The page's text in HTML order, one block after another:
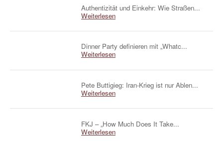
Authentizität und Einkehr: Wie Straßen...
Weiterlesen
Dinner Party definieren mit „Whatc...
Weiterlesen
Pete Buttigieg: Iran-Krieg ist nur Ablen...
Weiterlesen
FKJ – „How Much Does It Take...
Weiterlesen